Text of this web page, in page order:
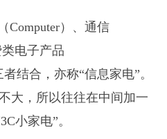
Computer）、通信
类电子产品
者结合，亦称“信息家电”。
大，所以往往在中间加一
小家电”。